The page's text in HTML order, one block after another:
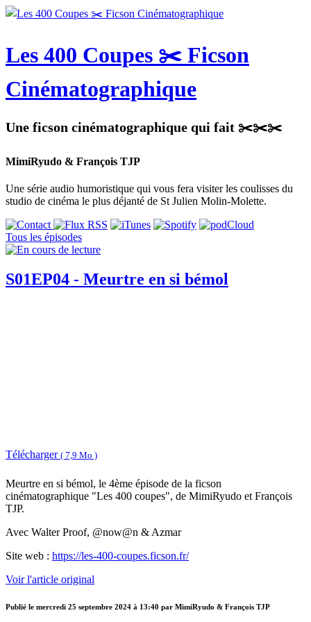
Les 400 Coupes ✂️ Ficson
Cinématographique
Une ficson cinématographique qui fait ✂️✂️✂️
MimiRyudo & François TJP
Une série audio humoristique qui vous fera visiter les coulisses du
studio de cinéma le plus déjanté de St Julien Molin-Molette.
Tous les épisodes
S01EP04 - Meurtre en si bémol
Télécharger ( 7,9 Mo )
Meurtre en si bémol, le 4ème épisode de la ficson
cinématographique "Les 400 coupes", de MimiRyudo et François
TJP.
Avec Walter Proof, @now@n & Azmar
Site web : https://les-400-coupes.ficson.fr/
Voir l'article original
Publié le mercredi 25 septembre 2024 à 13:40 par MimiRyudo & François TJP